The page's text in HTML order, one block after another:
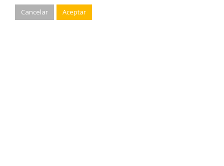
Lunes a Viernes: 14h30 - 18h00
Cancelar Aceptar